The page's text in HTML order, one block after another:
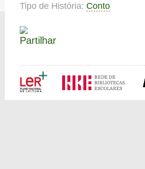
Tipo de História: Conto